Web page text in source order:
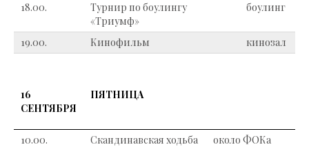
18.00.
Турнир по боулингу
«Триумф»
боулинг
19.00. Кинофильм кинозал
16
СЕНТЯБРЯ
ПЯТНИЦА
10.00. Скандинавская ходьба
около ФОКа